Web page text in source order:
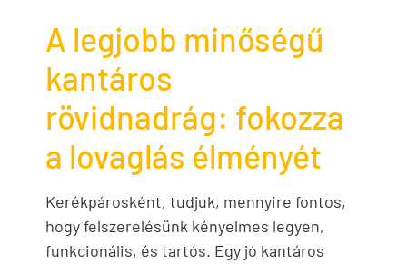
A legjobb minőségű
kantáros
rövidnadrág: fokozza
a lovaglás élményét
Kerékpárosként, tudjuk, mennyire fontos,
hogy felszerelésünk kényelmes legyen,
funkcionális, és tartós. Egy jó kantáros